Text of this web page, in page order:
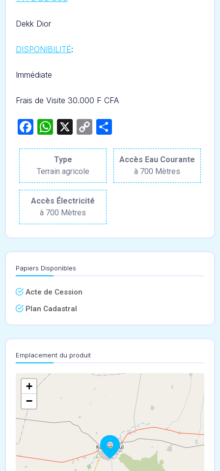
Dekk Dior
DISPONIBILITÉ:
Immédiate
Frais de Visite 30.000 F CFA
Facebook
WhatsApp
X
Copy
Type
Terrain agricole
Accès Eau Courante
à 700 Mètres
Accès Électricité
à 700 Mètres
Papiers Disponibles
Acte de Cession
Plan Cadastral
Emplacement du produit
+
−